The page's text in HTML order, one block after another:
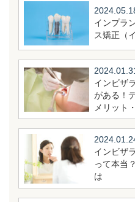
インプラ
ス矯正（
インビザ
がある！
メリット
インビザ
って本当
は